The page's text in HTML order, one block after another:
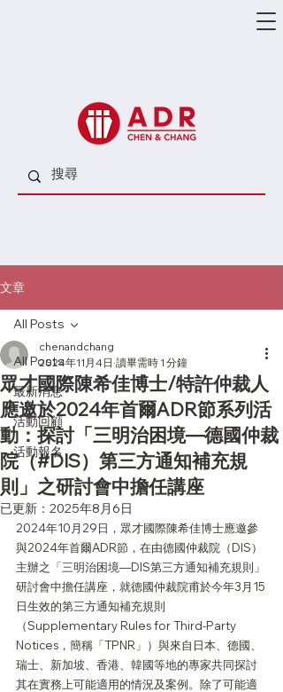
文章
All Posts
最新消息
活動回顧
活動報名
All Posts
眾才國際陳希佳博士/特許仲裁人
應邀於2024年首爾ADR節系列活
動：探討「三明治困境—德國仲裁
院（#DIS）第三方通知補充規
則」之研討會中擔任講座
chenandchang
2024年11月4日 讀畢需時 1 分鐘
已更新： 2025年8月6日
2024年10月29日，眾才國際陳希佳博士應邀參
與2024年首爾ADR節，在由德國仲裁院（DIS）
主辦之「三明治困境—DIS第三方通知補充規則」
研討會中擔任講座，就德國仲裁院甫於今年3月15
日生效的第三方通知補充規則
（Supplementary Rules for Third-Party
Notices，簡稱「TPNR」）與來自日本、德國、
瑞士、新加坡、香港、韓國等地的專家共同探討
其在實務上可能適用的情況及案例。除了可能適